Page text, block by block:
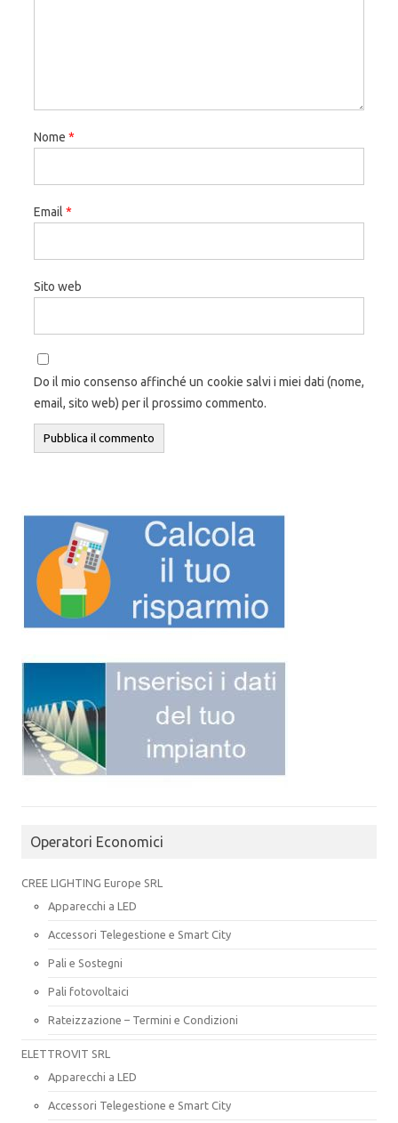
Nome *
Email *
Sito web
Do il mio consenso affinché un cookie salvi i miei dati (nome,
email, sito web) per il prossimo commento.
Operatori Economici
CREE LIGHTING Europe SRL
Apparecchi a LED
Accessori Telegestione e Smart City
Pali e Sostegni
Pali fotovoltaici
Rateizzazione – Termini e Condizioni
ELETTROVIT SRL
Apparecchi a LED
Accessori Telegestione e Smart City